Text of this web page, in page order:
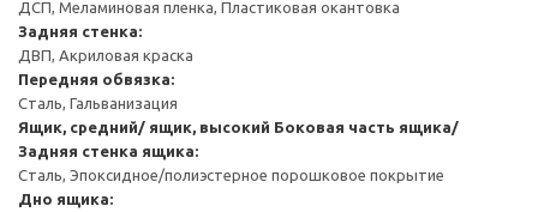
ДСП, Меламиновая пленка, Пластиковая окантовка
Задняя стенка:
ДВП, Акриловая краска
Передняя обвязка:
Сталь, Гальванизация
Ящик, средний/ ящик, высокий Боковая часть ящика/
Задняя стенка ящика:
Сталь, Эпоксидное/полиэстерное порошковое покрытие
Дно ящика: